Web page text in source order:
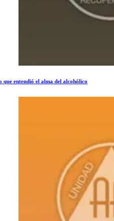
entendió el alma del alcohólico